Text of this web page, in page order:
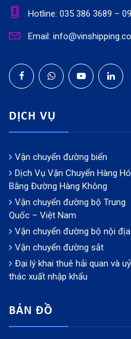
Hotline: 035 386 3689 –
Email:
DỊCH VỤ
Vận chuyển đường biển
Dịch Vụ Vận Chuyển Hàng
Bằng Đường Hàng Không
Vận chuyển đường bộ Trung
Quốc – Việt Nam
Vận chuyển đường bộ nội địa
Vận chuyển đường sắt
Đại lý khai thuê hải quan và uỷ
thác xuất nhập khẩu
BẢN ĐỒ